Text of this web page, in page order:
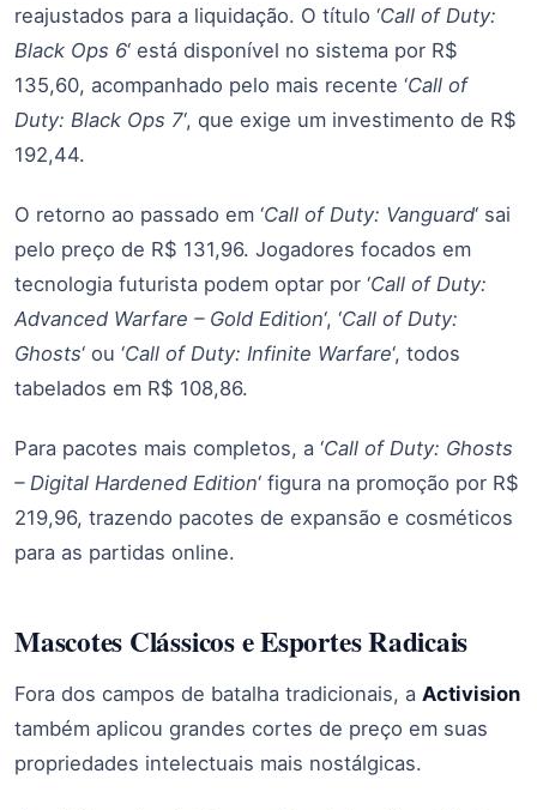
reajustados para a liquidação. O título ‘Call of Duty:
Black Ops 6‘ está disponível no sistema por R$
135,60, acompanhado pelo mais recente ‘Call of
Duty: Black Ops 7‘, que exige um investimento de R$
192,44.
O retorno ao passado em ‘Call of Duty: Vanguard‘ sai
pelo preço de R$ 131,96. Jogadores focados em
tecnologia futurista podem optar por ‘Call of Duty:
Advanced Warfare – Gold Edition‘, ‘Call of Duty:
Ghosts‘ ou ‘Call of Duty: Infinite Warfare‘, todos
tabelados em R$ 108,86.
Para pacotes mais completos, a ‘Call of Duty: Ghosts
– Digital Hardened Edition‘ figura na promoção por R$
219,96, trazendo pacotes de expansão e cosméticos
para as partidas online.
Mascotes Clássicos e Esportes Radicais
Fora dos campos de batalha tradicionais, a Activision
também aplicou grandes cortes de preço em suas
propriedades intelectuais mais nostálgicas.